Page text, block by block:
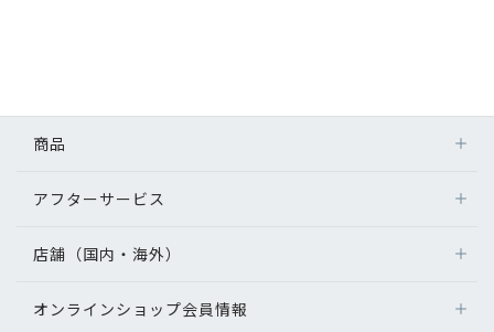
商品
アフターサービス
店舗（国内・海外）
オンラインショップ会員情報